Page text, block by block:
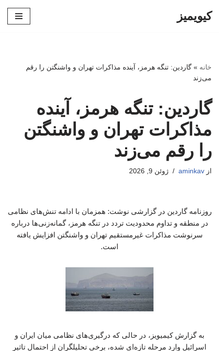
کیویمیز
خانه » گاردین: تنگه هرمز، آینده مذاکرات تهران و واشنگتن را رقم
می‌زند
گاردین: تنگه هرمز، آینده
مذاکرات تهران و واشنگتن
را رقم می‌زند
از aminkav ژوئن 9, 2026
روزنامه گاردین در گزارشی نوشت: همزمان با ادامه تنش‌های نظامی
در منطقه و تداوم محدودیت تردد در تنگه هرمز، گمانه‌زنی‌ها درباره
سرنوشت مذاکرات غیرمستقیم تهران و واشنگتن افزایش یافته
است.
به گزارش کیمیویز، در حالی که درگیری‌های نظامی میان ایران و
اسرائیل وارد مرحله تازه‌ای شده، برخی تحلیلگران از احتمال تاثیر